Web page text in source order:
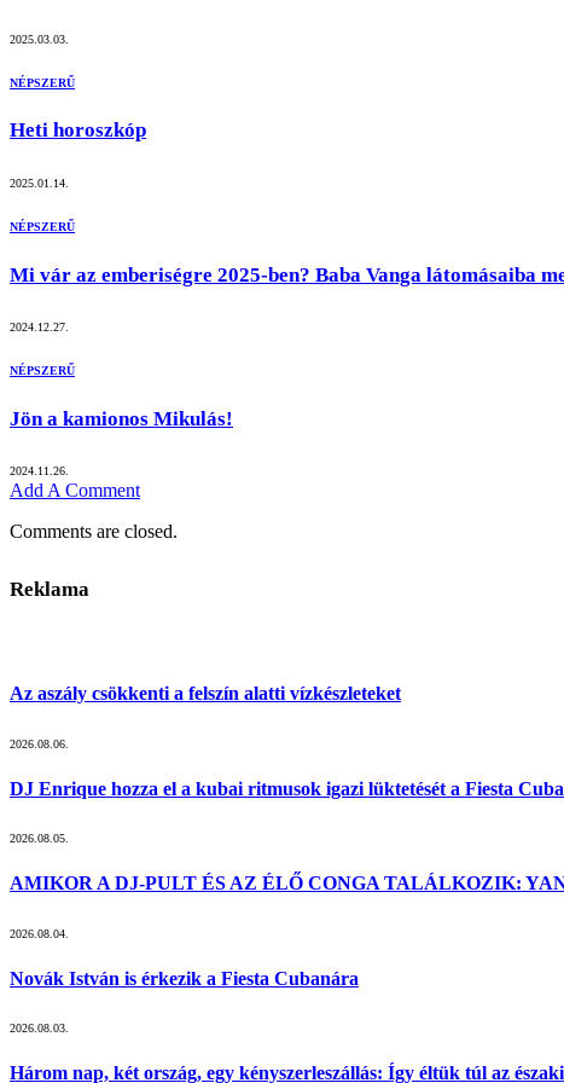
2025.03.03.
NÉPSZERŰ
Heti horoszkóp
2025.01.14.
NÉPSZERŰ
Mi vár az emberiségre 2025-ben? Baba Vanga látomásaiba
2024.12.27.
NÉPSZERŰ
Jön a kamionos Mikulás!
2024.11.26.
Add A Comment
Comments are closed.
Reklama
Az aszály csökkenti a felszín alatti vízkészleteket
2026.08.06.
DJ Enrique hozza el a kubai ritmusok igazi lüktetését a Fiesta
2026.08.05.
AMIKOR A DJ-PULT ÉS AZ ÉLŐ CONGA TALÁLKOZIK:
2026.08.04.
Novák István is érkezik a Fiesta Cubanára
2026.08.03.
Három nap, két ország, egy kényszerleszállás: Így éltük túl az